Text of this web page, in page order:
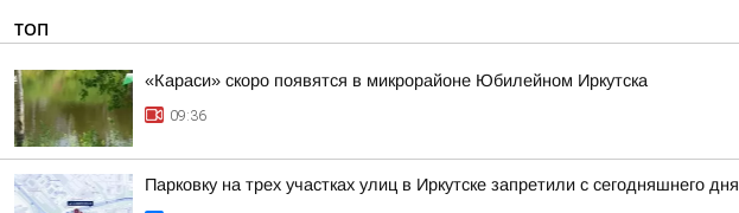
ТОП
«Караси» скоро появятся в микрорайоне Юбилейном Иркутска
09:36
Парковку на трех участках улиц в Иркутске запретили с сегодняшнего дня